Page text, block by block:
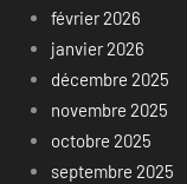
février 2026
janvier 2026
décembre 2025
novembre 2025
octobre 2025
septembre 2025